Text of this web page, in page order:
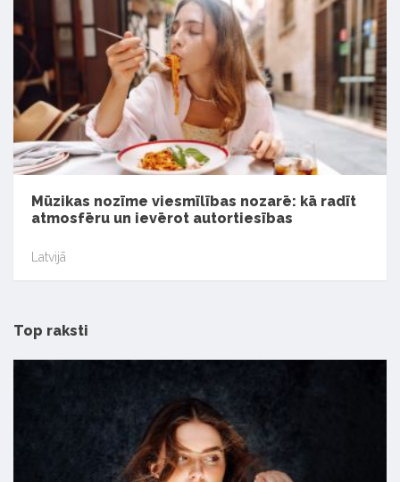
Mūzikas nozīme viesmīlības nozarē: kā radīt
atmosfēru un ievērot autortiesības
Latvijā
Top raksti